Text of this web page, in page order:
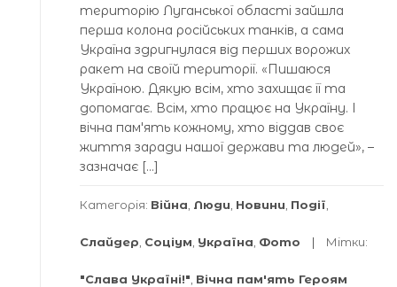
територію Луганської області зайшла
перша колона російських танків, а сама
Україна здригнулася від перших ворожих
ракет на своїй території. «Пишаюся
Україною. Дякую всім, хто захищає її та
допомагає. Всім, хто працює на Україну. І
вічна памʼять кожному, хто віддав своє
життя заради нашої держави та людей», –
зазначає […]
Категорія: Війна Люди Новини Події
Слайдер Соціум Україна Фото Мітки:
"Слава Україні!" Вічна пам'ять Героям